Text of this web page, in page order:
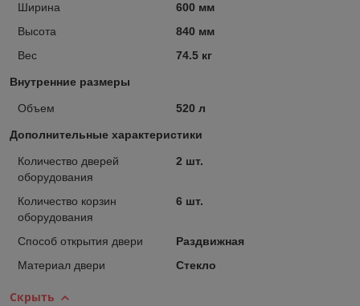
Ширина
600 мм
Высота
840 мм
Вес
74.5 кг
Внутренние размеры
Объем 520 л
Дополнительные характеристики
Количество дверей
оборудования
2 шт.
Количество корзин
оборудования
6 шт.
Способ открытия двери
Раздвижная
Материал двери
Стекло
Скрыть